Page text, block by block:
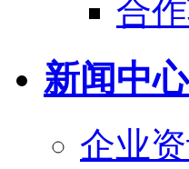
合
新闻中心
企业